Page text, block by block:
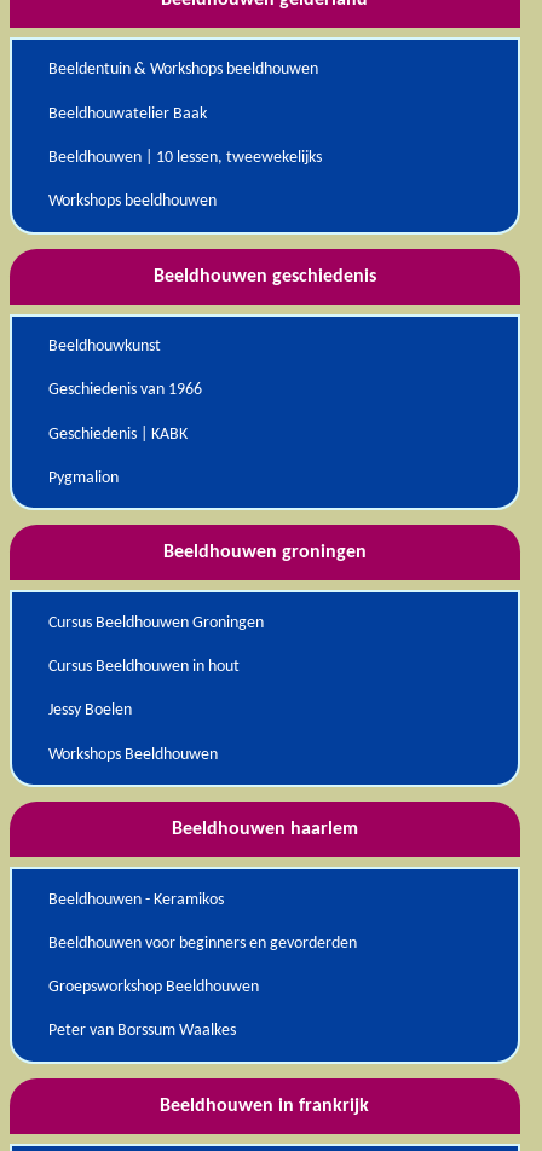
Beeldentuin & Workshops beeldhouwen
Beeldhouwatelier Baak
Beeldhouwen | 10 lessen, tweewekelijks
Workshops beeldhouwen
Beeldhouwen geschiedenis
Beeldhouwkunst
Geschiedenis van 1966
Geschiedenis | KABK
Pygmalion
Beeldhouwen groningen
Cursus Beeldhouwen Groningen
Cursus Beeldhouwen in hout
Jessy Boelen
Workshops Beeldhouwen
Beeldhouwen haarlem
Beeldhouwen - Keramikos
Beeldhouwen voor beginners en gevorderden
Groepsworkshop Beeldhouwen
Peter van Borssum Waalkes
Beeldhouwen in frankrijk